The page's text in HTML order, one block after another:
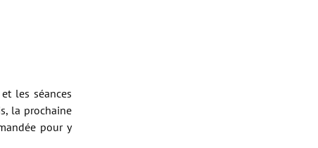
les séances
la prochaine
pour y